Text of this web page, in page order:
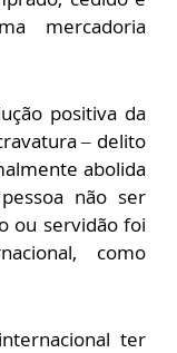
mercadoria
positiva da
– delito
abolida
não ser
ou servidão foi
como
ter